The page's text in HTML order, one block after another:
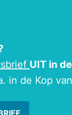
UIT in
in de Kop